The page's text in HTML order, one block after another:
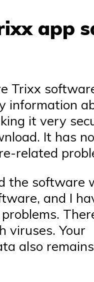
app
Trixx
information
it very
It has
related
the software
and I
viruses. Your
also